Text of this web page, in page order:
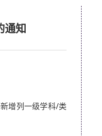
通知
增列一级学科/类